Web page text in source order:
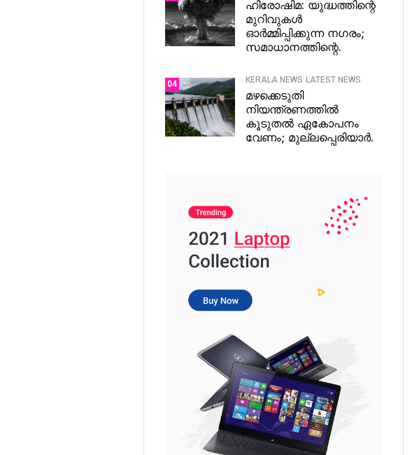
ഹിരോഷിമ: യുദ്ധത്തിന്റെ
മുറിവുകൾ
ഓർമ്മിപ്പിക്കുന്ന നഗരം;
സമാധാനത്തിന്റെ.
04 KERALA NEWS LATEST NEWS
മഴക്കെടുതി
നിയന്ത്രണത്തിൽ
കൂടുതൽ ഏകോപനം
വേണം; മുല്ലപ്പെരിയാർ.